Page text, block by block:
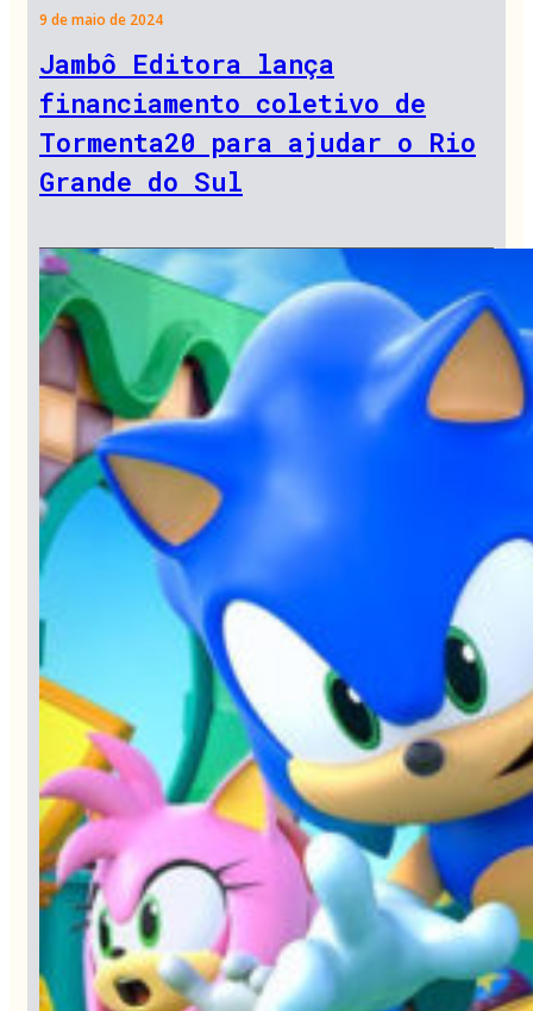
9 de maio de 2024
Jambô Editora lança
financiamento coletivo de
Tormenta20 para ajudar o Rio
Grande do Sul